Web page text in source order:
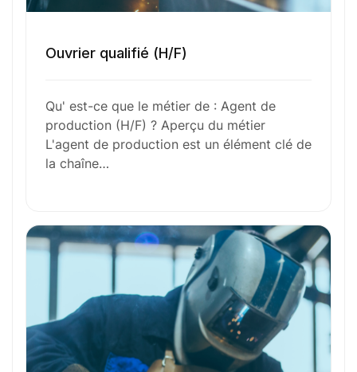
Compétences Requises
Outils et Technologies ️
Perspectives de carrière
Avantages
Ouvrier qualifié (H/F)
Qu' est-ce que le métier de : Agent de
production (H/F) ? Aperçu du métier
L'agent de production est un élément clé de
la chaîne…